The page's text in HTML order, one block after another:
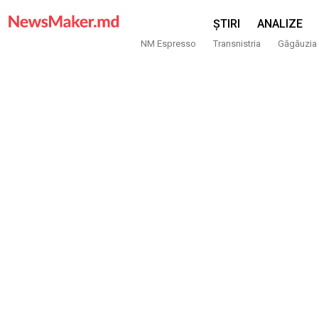
ȘTIRI ANALIZE
NM Espresso Transnistria Găgăuzia